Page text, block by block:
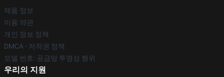
제품 정보
이용 약관
개인 정보 정책
DMCA - 저작권 정책
모델 번호: 공급망 투명성 행위
우리의 지원